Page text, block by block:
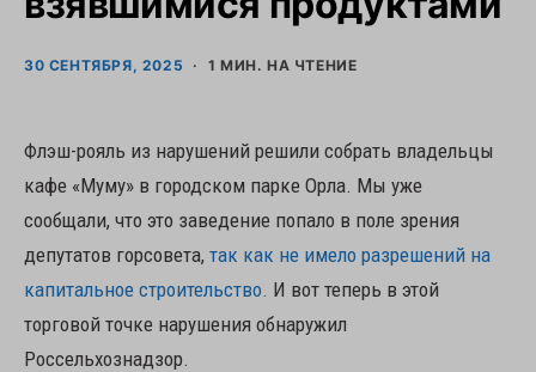
30 СЕНТЯБРЯ, 2025 1 МИН. НА ЧТЕНИЕ
Флэш-рояль из нарушений решили собрать владельцы
кафе «Муму» в городском парке Орла. Мы уже
сообщали, что это заведение попало в поле зрения
депутатов горсовета, так как не имело разрешений на
капитальное строительство. И вот теперь в этой
торговой точке нарушения обнаружил
Россельхознадзор.